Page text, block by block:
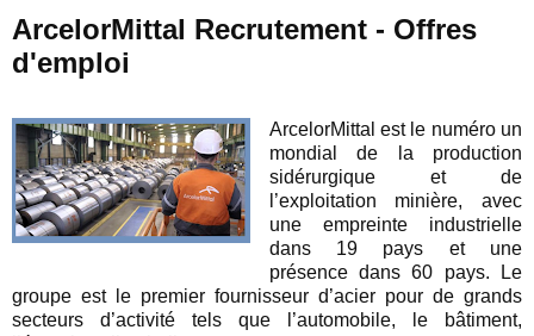
ArcelorMittal Recrutement - Offres
d'emploi
ArcelorMittal est le numéro un
mondial de la production
sidérurgique et de
l’exploitation minière, avec
une empreinte industrielle
dans 19 pays et une
présence dans 60 pays. Le
groupe est le premier fournisseur d’acier pour de grands
secteurs d’activité tels que l’automobile, le bâtiment,